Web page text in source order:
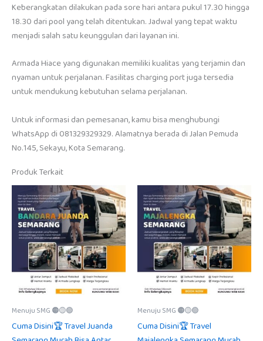
Keberangkatan dilakukan pada sore hari antara pukul 17.30 hingga
18.30 dari pool yang telah ditentukan. Jadwal yang tepat waktu
menjadi salah satu keunggulan dari layanan ini.
Armada Hiace yang digunakan memiliki kualitas yang terjamin dan
nyaman untuk perjalanan. Fasilitas charging port juga tersedia
untuk mendukung kebutuhan selama perjalanan.
Untuk informasi dan pemesanan, kamu bisa menghubungi
WhatsApp di 081329329329. Alamatnya berada di Jalan Pemuda
No.145, Sekayu, Kota Semarang.
Produk Terkait
Menuju SMG 🟠🟡🟢
Cuma Disini🏆 Travel Juanda
Menuju SMG 🟠🟡🟢
Cuma Disini🏆 Travel